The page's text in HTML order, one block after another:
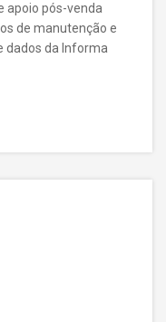
apoio pós-venda
de manutenção e
dados da Informa